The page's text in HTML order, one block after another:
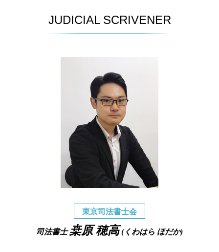
JUDICIAL SCRIVENER
東京司法書士会
司法書士 桒原 穂高 (くわはら ほだか)